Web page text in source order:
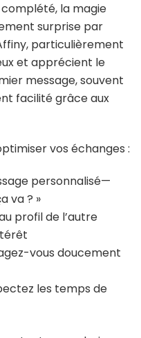
la magie
surprise par
particulièrement
et apprécient le
message, souvent
facilité grâce aux
vos échanges :
personnalisé—
va ? »
profil de l’autre
vous doucement
les temps de